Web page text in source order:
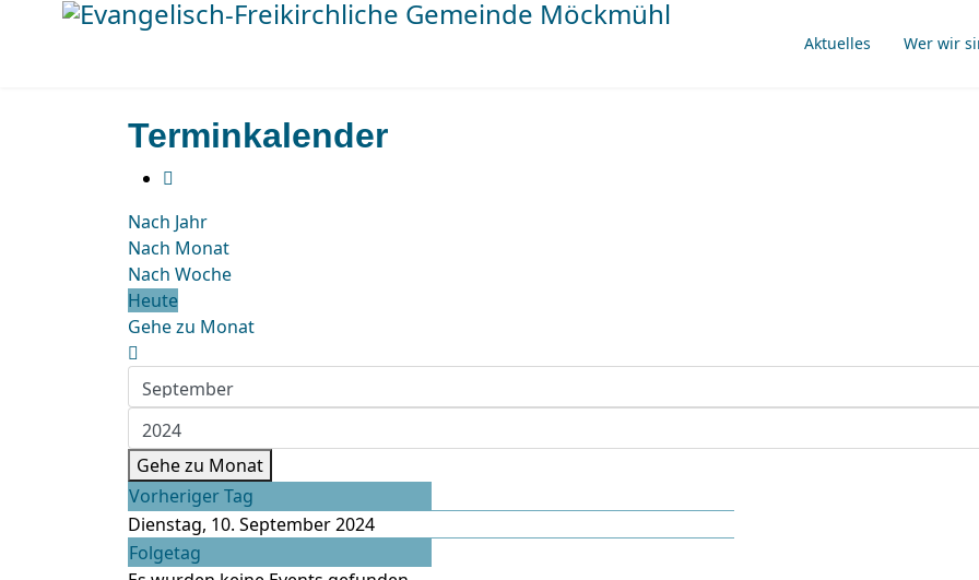
Aktuelles Wer wir
Terminkalender
Nach Jahr
Nach Monat
Nach Woche
Heute
Gehe zu Monat
Gehe zu Monat
Vorheriger Tag
Dienstag, 10. September 2024
Folgetag